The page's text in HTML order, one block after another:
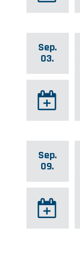
Sep.
03.
Sep.
09.